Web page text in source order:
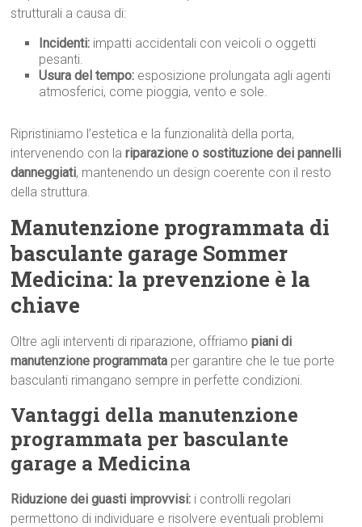
strutturali a causa di:
Incidenti: impatti accidentali con veicoli o oggetti
pesanti.
Usura del tempo: esposizione prolungata agli agenti
atmosferici, come pioggia, vento e sole.
Ripristiniamo l’estetica e la funzionalità della porta,
intervenendo con lariparazione o sostituzione dei pannelli
danneggiati, mantenendo un design coerente con il resto
della struttura.
Manutenzione programmata di
basculante garage Sommer
Medicina: la prevenzione è la
chiave
Oltre agli interventi di riparazione, offriamopiani di
manutenzione programmata per garantire che le tue porte
basculanti rimangano sempre in perfette condizioni.
Vantaggi della manutenzione
programmata per basculante
garage a Medicina
Riduzione dei guasti improvvisi: i controlli regolari
permettono di individuare e risolvere eventuali problemi